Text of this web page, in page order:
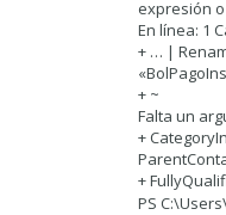
expresión
En línea: 1
+ … |
+ ~
Falta un
+
+
PS